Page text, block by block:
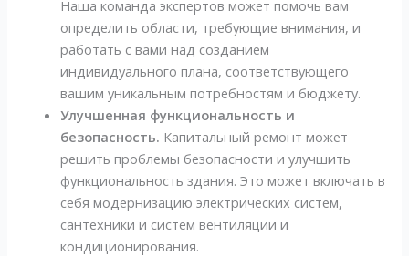
Наша команда экспертов может помочь вам
определить области, требующие внимания, и
работать с вами над созданием
индивидуального плана, соответствующего
вашим уникальным потребностям и бюджету.
Улучшенная функциональность и
безопасность. Капитальный ремонт может
решить проблемы безопасности и улучшить
функциональность здания. Это может включать в
себя модернизацию электрических систем,
сантехники и систем вентиляции и
кондиционирования.